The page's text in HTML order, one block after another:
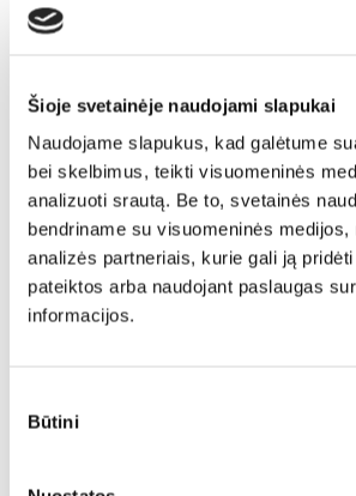
Šioje svetainėje naudojami slapukai
Naudojame slapukus, kad galėtume
bei skelbimus, teikti visuomeninės
analizuoti srautą. Be to, svetainės
bendriname su visuomeninės
analizės partneriais, kurie gali ją
pateiktos arba naudojant paslaugas
informacijos.
pasirinkimas
Būtini
Į krepšelį